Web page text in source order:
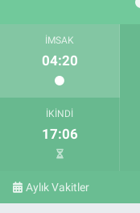
İMSAK
04:20
İKINDI
17:06
Aylık Vakitler